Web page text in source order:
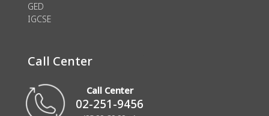
GED
IGCSE
Call Center
Call Center
02-251-9456